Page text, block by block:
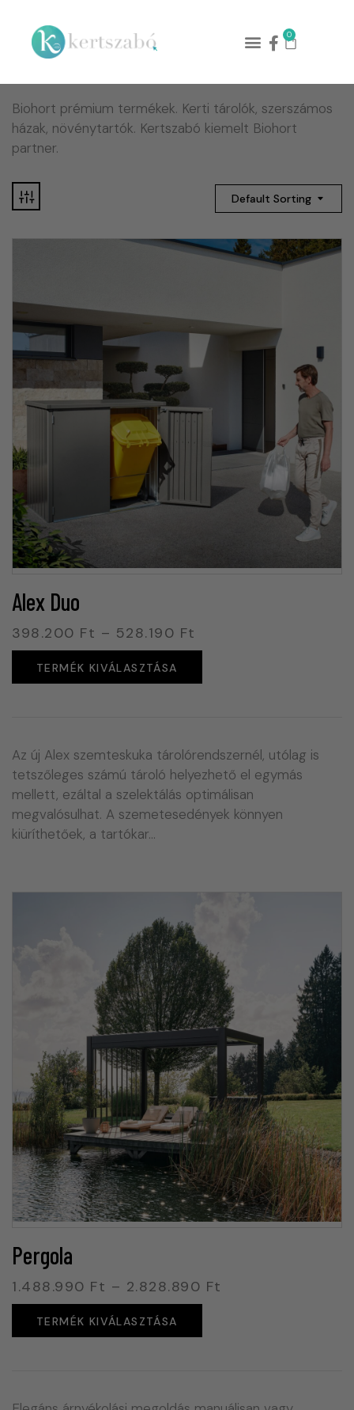
0
Biohort prémium termékek. Kerti tárolók, szerszámos
házak, növénytartók. Kertszabó kiemelt Biohort
partner.
Default Sorting
Alex Duo
398.200 Ft – 528.190 Ft
TERMÉK KIVÁLASZTÁSA
Az új Alex szemteskuka tárolórendszernél, utólag is
tetszőleges számú tároló helyezhető el egymás
mellett, ezáltal a szelektálás optimálisan
megvalósulhat. A szemetesedények könnyen
kiüríthetőek, a tartókar…
Pergola
1.488.990 Ft – 2.828.890 Ft
TERMÉK KIVÁLASZTÁSA